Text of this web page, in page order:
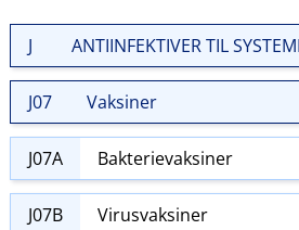
J ANTIINFEKTIVER TIL
J07 Vaksiner
J07A Bakterievaksiner
J07B Virusvaksiner